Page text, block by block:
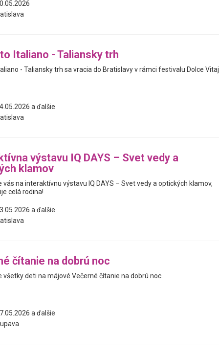
Italiano - Taliansky trh
- Taliansky trh sa vracia do Bratislavy v rámci festivalu Dolce Vitaj
a ďalšie
výstavu IQ DAYS – Svet vedy a
klamov
vás na interaktívnu výstavu IQ DAYS – Svet vedy a optických klamov,
celá rodina!
a ďalšie
čítanie na dobrú noc
všetky deti na májové Večerné čítanie na dobrú noc.
a ďalšie